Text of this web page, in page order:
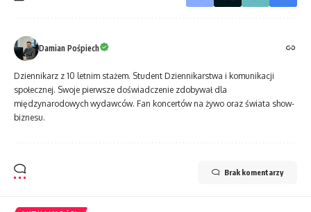
Damian Pośpiech
Dziennikarz z 10 letnim stażem. Student Dziennikarstwa i komunikacji
społecznej. Swoje pierwsze doświadczenie zdobywał dla
międzynarodowych wydawców. Fan koncertów na żywo oraz świata show-
biznesu.
Brak komentarzy